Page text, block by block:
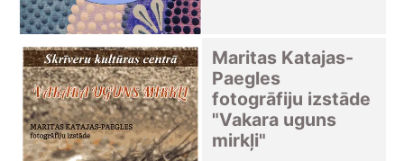
Maritas Katajas-
Paegles
fotogrāfiju izstāde
"Vakara uguns
mirkļi"